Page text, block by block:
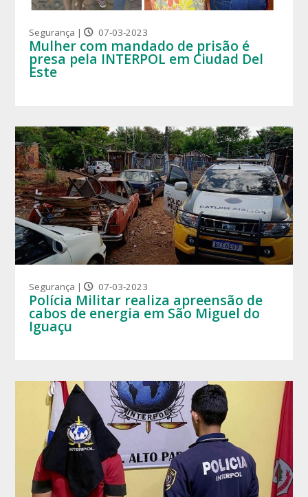
Segurança | 07-03-2023
Mulher com mandado de prisão é
presa pela INTERPOL em Ciudad Del
Este
Segurança | 07-03-2023
Polícia Militar realiza apreensão de
cabos de energia em São Miguel do
Iguaçu